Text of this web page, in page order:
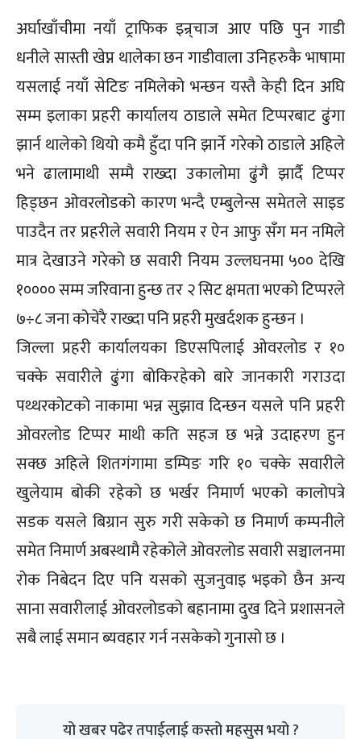
अर्घाखाँचीमा नयाँ ट्राफिक इन्र्चाज आए पछि पुन गाडी
धनीले सास्ती खेप्न थालेका छन गाडीवाला उनिहरुकै भाषामा
यसलाई नयाँ सेटिङ नमिलेको भन्छन यस्तै केही दिन अघि
सम्म इलाका प्रहरी कार्यालय ठाडाले समेत टिप्परबाट ढुंगा
झार्न थालेको थियो कमै हुँदा पनि झार्ने गरेको ठाडाले अहिले
भने ढालामाथी सम्मै राख्दा उकालोमा ढुंगै झार्दै टिप्पर
हिड्छन ओवरलोडको कारण भन्दै एम्बुलेन्स समेतले साइड
पाउदैन तर प्रहरीले सवारी नियम र ऐन आफु सँग मन नमिले
मात्र देखाउने गरेको छ सवारी नियम उल्लघनमा ५०० देखि
१०००० सम्म जरिवाना हुन्छ तर २ सिट क्षमता भएको टिप्परले
७÷८ जना कोचेरै राख्दा पनि प्रहरी मुखर्दशक हुन्छन ।
जिल्ला प्रहरी कार्यालयका डिएसपिलाई ओवरलोड र १०
चक्के सवारीले ढुंगा बोकिरहेको बारे जानकारी गराउदा
पथ्थरकोटको नाकामा भन्न सुझाव दिन्छन यसले पनि प्रहरी
ओवरलोड टिप्पर माथी कति सहज छ भन्ने उदाहरण हुन
सक्छ अहिले शितगंगामा डम्पिङ गरि १० चक्के सवारीले
खुलेयाम बोकी रहेको छ भर्खर निमार्ण भएको कालोपत्रे
सडक यसले बिग्रान सुरु गरी सकेको छ निमार्ण कम्पनीले
समेत निमार्ण अबस्थामै रहेकोले ओवरलोड सवारी सञ्चालनमा
रोक निबेदन दिए पनि यसको सुजनुवाइ भइको छैन अन्य
साना सवारीलाई ओवरलोडको बहानामा दुख दिने प्रशासनले
सबै लाई समान ब्यवहार गर्न नसकेको गुनासो छ ।
यो खबर पढेर तपाईलाई कस्तो महसुस भयो ?